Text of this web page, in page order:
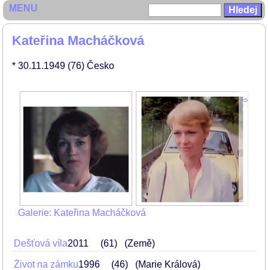
Kateřina Macháčková
* 30.11.1949 (76) Česko
Galerie: Kateřina Macháčková
Dešťová víla2011 61 (Země)
Život na zámku1996 46 (Marie Králová)
MENU